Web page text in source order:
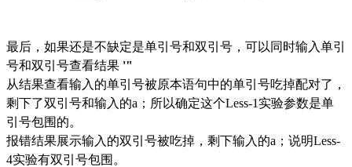
最后，如果还是不缺定是单引号和双引号，可以同时输入单引
号和双引号查看结果 '"
从结果查看输入的单引号被原本语句中的单引号吃掉配对了，
剩下了双引号和输入的a；所以确定这个Less-1实验参数是单
引号包围的。
报错结果展示输入的双引号被吃掉，剩下输入的a；说明Less-
4实验有双引号包围。